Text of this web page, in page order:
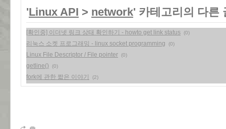
'Linux API > network' 카테고리의 다른
[확인중] 이더넷 링크 상태 확인하기 - howto get link status (0)
리눅스 소켓 프로그래밍 - linux socket programming (0)
Linux File Descriptor / File pointer (0)
getline() (0)
fork에 관한 짧은 이야기 (2)